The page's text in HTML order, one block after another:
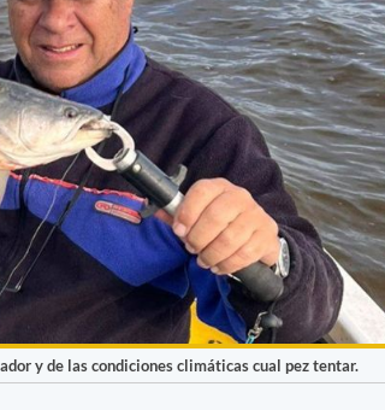
y de las condiciones climáticas cual pez tentar.